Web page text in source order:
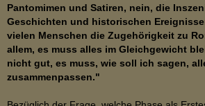
Pantomimen und Satiren, nein, die
Geschichten und historischen
vielen Menschen die Zugehörigkeit zu
allem, es muss alles im Gleichgewicht
nicht gut, es muss, wie soll ich sagen,
zusammenpassen."